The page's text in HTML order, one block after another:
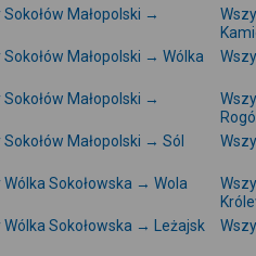
Małopolski →
Małopolski → Wólka
Małopolski →
Małopolski → Sól
Sokołowska → Wola
Sokołowska → Leżajsk